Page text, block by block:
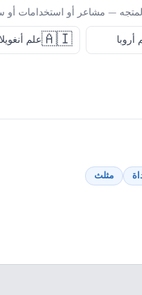
— مشاعر أو استخدامات أو
أروبا 🇦🇮علم أنغويلا
مثلث